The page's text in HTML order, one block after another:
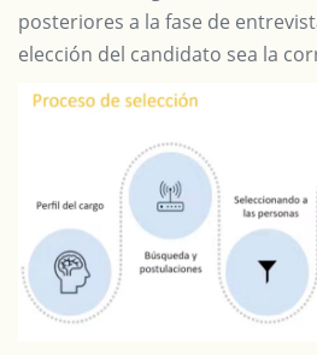
posteriores a la fase de
elección del candidato sea la